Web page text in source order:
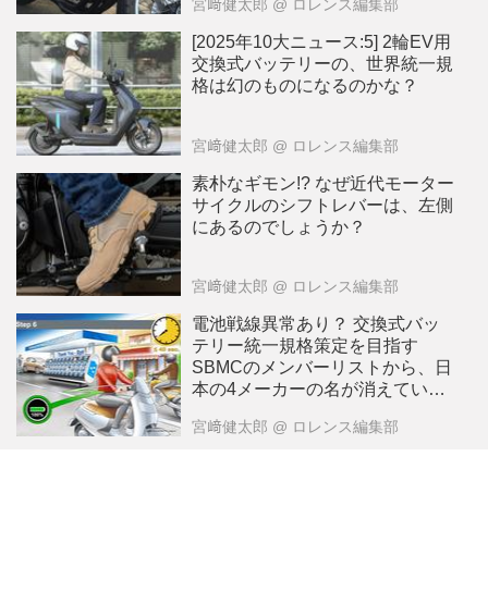
宮﨑健太郎 @ ロレンス編集部
[2025年10大ニュース:5] 2輪EV用
交換式バッテリーの、世界統一規
格は幻のものになるのかな？
宮﨑健太郎 @ ロレンス編集部
素朴なギモン!? なぜ近代モーター
サイクルのシフトレバーは、左側
にあるのでしょうか？
宮﨑健太郎 @ ロレンス編集部
電池戦線異常あり？ 交換式バッ
テリー統一規格策定を目指す
SBMCのメンバーリストから、日
本の4メーカーの名が消えていま
宮﨑健太郎 @ ロレンス編集部